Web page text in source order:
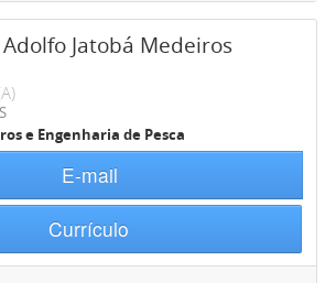
Adolfo Jatobá Medeiros
e Engenharia de Pesca
E-mail
Currículo